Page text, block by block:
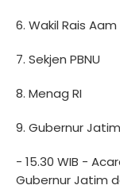
6. ⁠Wakil Rais Aam
7. ⁠Sekjen PBNU
8. ⁠Menag RI
9. ⁠Gubernur Jatim
- 15.30 WIB -
Gubernur Jatim